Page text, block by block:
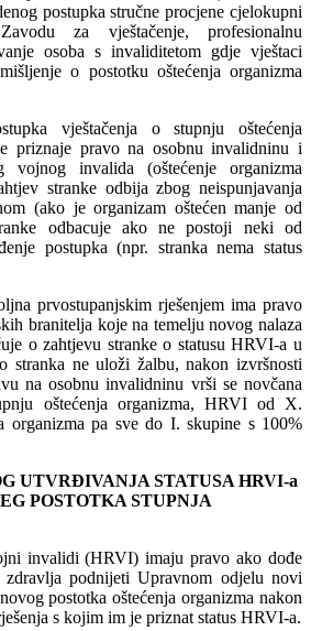
postupka stručne procjene cjelokupni
za vještačenje, profesionalnu
osoba s invaliditetom gdje vještaci
o postotku oštećenja organizma
vještačenja o stupnju oštećenja
priznaje pravo na osobnu invalidninu i
vojnog invalida (oštećenje organizma
stranke odbija zbog neispunjavanja
(ako je organizam oštećen manje od
odbacuje ako ne postoji neki od
postupka (npr. stranka nema status
prvostupanjskim rješenjem ima pravo
branitelja koje na temelju novog nalaza
o zahtjevu stranke o statusu HRVI-a u
stranka ne uloži žalbu, nakon izvršnosti
na osobnu invalidninu vrši se novčana
oštećenja organizma, HRVI od X.
organizma pa sve do I. skupine s 100%
UTVRĐIVANJA STATUSA HRVI-a
POSTOTKA STUPNJA
invalidi (HRVI) imaju pravo ako dođe
podnijeti Upravnom odjelu novi
postotka oštećenja organizma nakon
s kojim im je priznat status HRVI-a.